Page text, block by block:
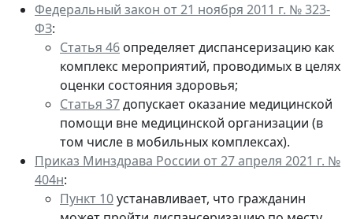
Федеральный закон от 21 ноября 2011 г. № 323-
ФЗ:
Статья 46 определяет диспансеризацию как
комплекс мероприятий, проводимых в целях
оценки состояния здоровья;
Статья 37допускает оказание медицинской
помощи вне медицинской организации (в
том числе в мобильных комплексах).
Приказ Минздрава России от 27 апреля 2021 г. №
404н:
Пункт 10устанавливает, что гражданин